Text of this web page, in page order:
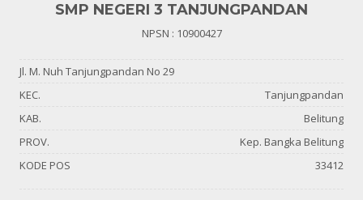
SMP NEGERI 3 TANJUNGPANDAN
NPSN : 10900427
Jl. M. Nuh Tanjungpandan No 29
KEC.
Tanjungpandan
KAB.
Belitung
PROV.
Kep. Bangka Belitung
KODE POS
33412